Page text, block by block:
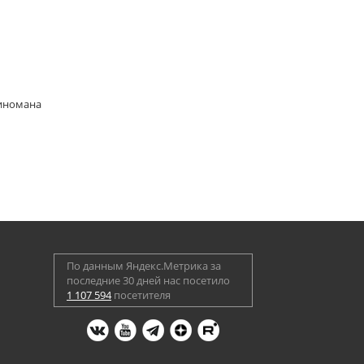
По данным Яндекс.Метрика за
последние 30 дней нас посетило
1 107 594посетителя